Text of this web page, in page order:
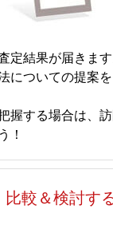
定結果が届きます
についての提案
握する場合は、
！
比較＆検討す